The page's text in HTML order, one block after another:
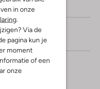
in onze
Via de
pagina kun je
moment
of een
onze
1